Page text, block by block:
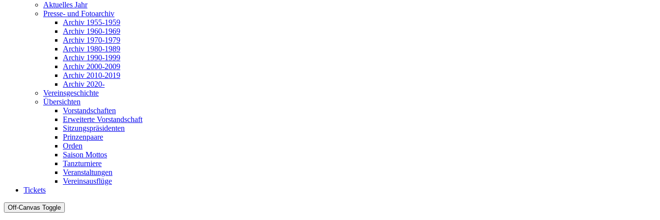
Aktuelles Jahr
Presse- und Fotoarchiv
Archiv 1955-1959
Archiv 1960-1969
Archiv 1970-1979
Archiv 1980-1989
Archiv 1990-1999
Archiv 2000-2009
Archiv 2010-2019
Archiv 2020-
Vereinsgeschichte
Übersichten
Vorstandschaften
Erweiterte Vorstandschaft
Sitzungspräsidenten
Prinzenpaare
Orden
Saison Mottos
Tanzturniere
Veranstaltungen
Vereinsausflüge
Tickets
Off-Canvas Toggle